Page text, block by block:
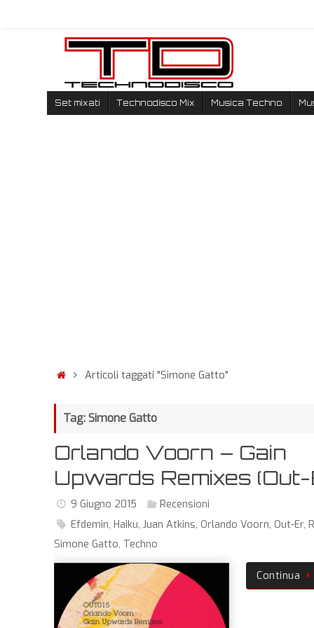
Set mixati Technodisco Mix Musica Techno
Articoli taggati "Simone Gatto"
Tag: Simone Gatto
Orlando Voorn – Gain
Upwards Remixes (Out-
9 Giugno 2015
Recensioni
Efdemin,Haiku,Juan Atkins, Orlando Voorn, Out-Er,
Simone Gatto, Techno
Continua